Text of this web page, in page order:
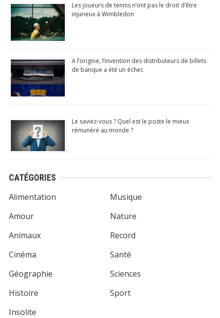
Les joueurs de tennis n’ont pas le droit d’être
injurieux à Wimbledon
A l’origine, l’invention des distributeurs de billets
de banque a été un échec
Le saviez-vous ? Quel est le poste le mieux
rémunéré au monde ?
CATÉGORIES
Alimentation
Amour
Animaux
Cinéma
Géographie
Histoire
Insolite
Musique
Nature
Record
Santé
Sciences
Sport